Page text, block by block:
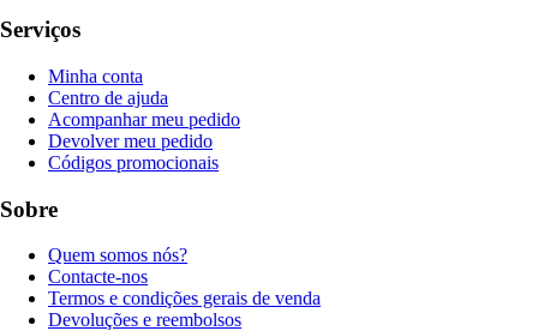
Serviços
Minha conta
Centro de ajuda
Acompanhar meu pedido
Devolver meu pedido
Códigos promocionais
Sobre
Quem somos nós?
Contacte-nos
Termos e condições gerais de venda
Devoluções e reembolsos